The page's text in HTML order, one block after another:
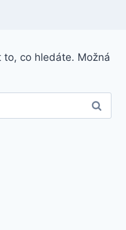
to, co hledáte. Možná